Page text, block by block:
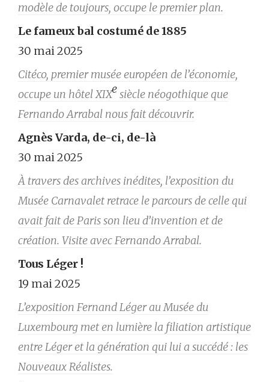
modèle de toujours, occupe le premier plan.
Le fameux bal costumé de 1885
30 mai 2025
Citéco, premier musée européen de l’économie,
occupe un hôtel XIXesiècle néogothique que
Fernando Arrabal nous fait découvrir.
Agnès Varda, de-ci, de-là
30 mai 2025
À travers des archives inédites, l’exposition du
Musée Carnavalet retrace le parcours de celle qui
avait fait de Paris son lieu d’invention et de
création. Visite avec Fernando Arrabal.
Tous Léger !
19 mai 2025
L’exposition Fernand Léger au Musée du
Luxembourg met en lumière la filiation artistique
entre Léger et la génération qui lui a succédé : les
Nouveaux Réalistes.